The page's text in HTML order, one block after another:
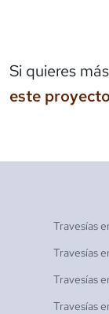
Si quieres
este proyecto
Travesías
Travesías
Travesías
Travesías